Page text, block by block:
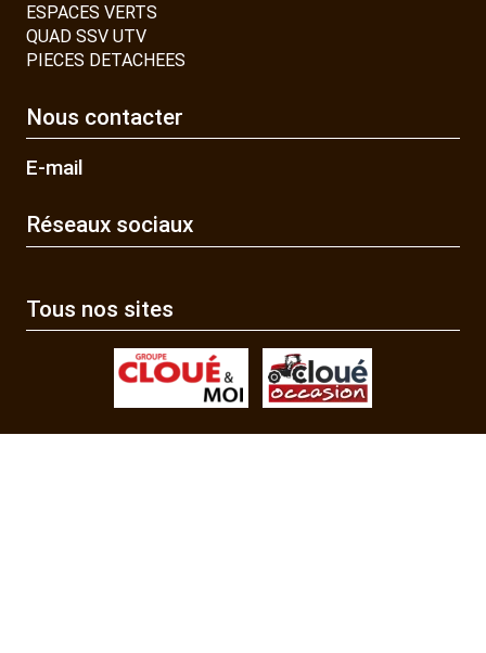
ESPACES VERTS
QUAD SSV UTV
PIECES DETACHEES
Nous contacter
E-mail
Réseaux sociaux
Tous nos sites